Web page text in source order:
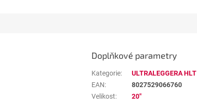
Doplňkové parametry
Kategorie:
ULTRALEGGERA HLT
EAN:
8027529066760
Velikost:
20"